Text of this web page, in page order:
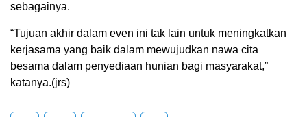
sebagainya.
“Tujuan akhir dalam even ini tak lain untuk meningkatkan
kerjasama yang baik dalam mewujudkan nawa cita
besama dalam penyediaan hunian bagi masyarakat,”
katanya.(jrs)